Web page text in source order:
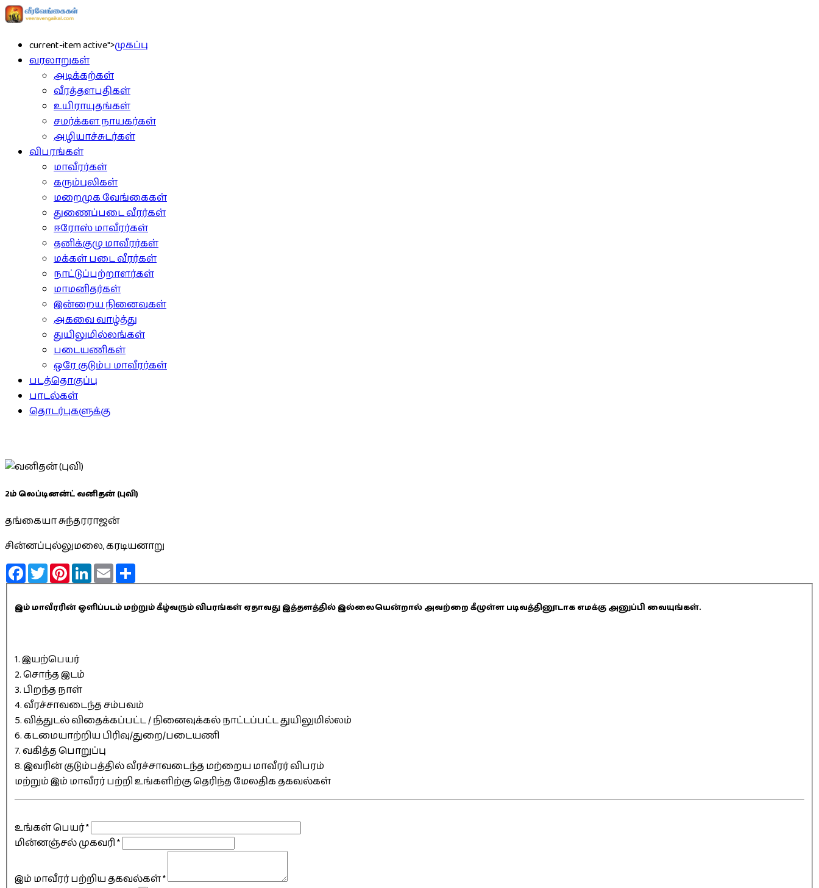
current-item active">முகப்பு
வரலாறுகள்
அடிக்கற்கள்
வீரத்தளபதிகள்
உயிராயுதங்கள்
சமர்க்கள நாயகர்கள்
அழியாச்சுடர்கள்
விபரங்கள்
மாவீரர்கள்
கரும்புலிகள்
மறைமுக வேங்கைகள்
துணைப்படை வீரர்கள்
ஈரோஸ் மாவீரர்கள்
தனிக்குழு மாவீரர்கள்
மக்கள் படை வீரர்கள்
நாட்டுப்பற்றாளர்கள்
மாமனிதர்கள்
இன்றைய நினைவுகள்
அகவை வாழ்த்து
துயிலுமில்லங்கள்
படையணிகள்
ஒரே குடும்ப மாவீரர்கள்
படத்தொகுப்பு
பாடல்கள்
தொடர்புகளுக்கு
2ம் லெப்டினன்ட் வனிதன் (புவி)
தங்கையா சுந்தரராஜன்
சின்னப்புல்லுமலை, கரடியனாறு
FacebookTwitterPinterestLinkedInEmail
இம் மாவீரரின் ஒளிப்படம் மற்றும் கீழ்வரும் விபரங்கள் ஏதாவது இத்தளத்தில் இல்லையென்றால் அவற்றை கீழுள்ள படிவத்தினூடாக எமக்கு அனுப்பி வையுங்கள்.
1. இயற்பெயர்
2. சொந்த இடம்
3. பிறந்த நாள்
4. வீரச்சாவடைந்த சம்பவம்
5. வித்துடல் விதைக்கப்பட்ட / நினைவுக்கல் நாட்டப்பட்ட துயிலுமில்லம்
6. கடமையாற்றிய பிரிவு/துறை/படையணி
7. வகித்த பொறுப்பு
8. இவரின் குடும்பத்தில் வீரச்சாவடைந்த மற்றைய மாவீரர் விபரம்
மற்றும் இம் மாவீரர் பற்றி உங்களிற்கு தெரிந்த மேலதிக தகவல்கள்
உங்கள் பெயர்*
மின்னஞ்சல் முகவரி*
இம் மாவீரர் பற்றிய தகவல்கள்*